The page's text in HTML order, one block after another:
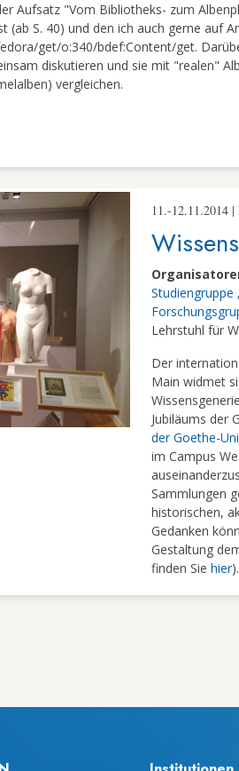
Aufsatz "Vom Bibliotheks- zum
(ab S. 40) und den ich auch gerne auf
get/o:340/bdef:Content/get.
diskutieren und sie mit "realen"
vergleichen.
11.-12.11.2014
Studiengruppe
Lehrstuhl für
Der
Main widmet
Jubiläums der
der Goethe-
im Campus
Sammlungen
historischen,
Gedanken
Gestaltung
finden Sie hier).